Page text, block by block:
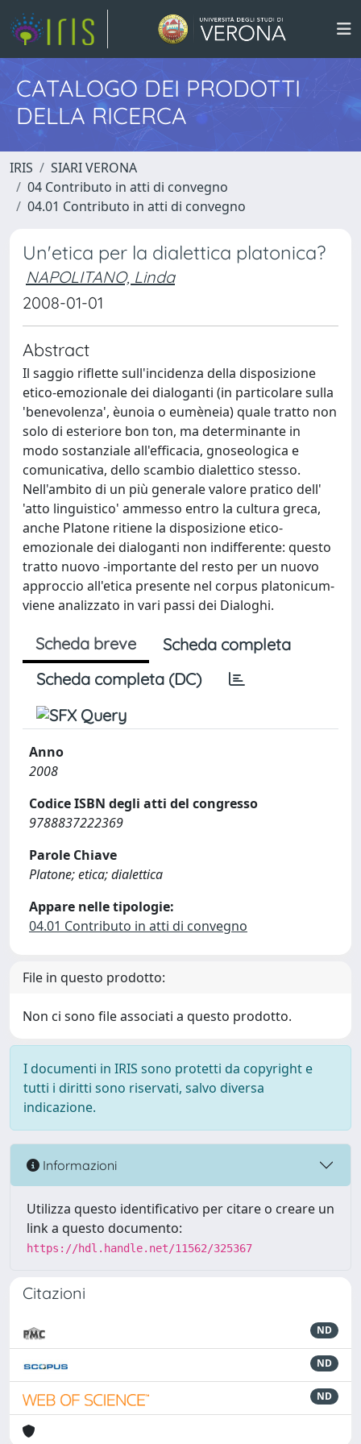
CATALOGO DEI PRODOTTI
DELLA RICERCA
IRIS
SIARI VERONA
04 Contributo in atti di convegno
04.01 Contributo in atti di convegno
Un'etica per la dialettica platonica?
NAPOLITANO, Linda
2008-01-01
Abstract
Il saggio riflette sull'incidenza della disposizione
etico-emozionale dei dialoganti (in particolare sulla
'benevolenza', èunoia o eumèneia) quale tratto non
solo di esteriore bon ton, ma determinante in
modo sostanziale all'efficacia, gnoseologica e
comunicativa, dello scambio dialettico stesso.
Nell'ambito di un più generale valore pratico dell'
'atto linguistico' ammesso entro la cultura greca,
anche Platone ritiene la disposizione etico-
emozionale dei dialoganti non indifferente: questo
tratto nuovo -importante del resto per un nuovo
approccio all'etica presente nel corpus platonicum-
viene analizzato in vari passi dei Dialoghi.
Scheda breve
Scheda completa
Scheda completa (DC)
Anno
2008
Codice ISBN degli atti del congresso
9788837222369
Parole Chiave
Platone; etica; dialettica
Appare nelle tipologie:
04.01 Contributo in atti di convegno
File in questo prodotto:
Non ci sono file associati a questo prodotto.
I documenti in IRIS sono protetti da copyright e
tutti i diritti sono riservati, salvo diversa
indicazione.
Informazioni
Utilizza questo identificativo per citare o creare un
link a questo documento:
https://hdl.handle.net/11562/325367
Citazioni
ND
ND
ND